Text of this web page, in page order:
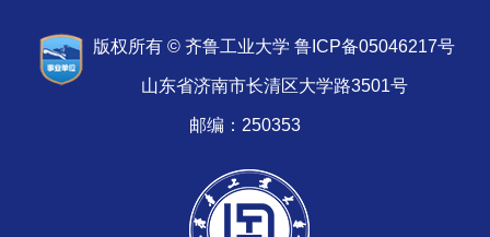
版权所有 © 齐鲁工业大学 鲁ICP备05046217号
山东省济南市长清区大学路3501号
邮编：250353